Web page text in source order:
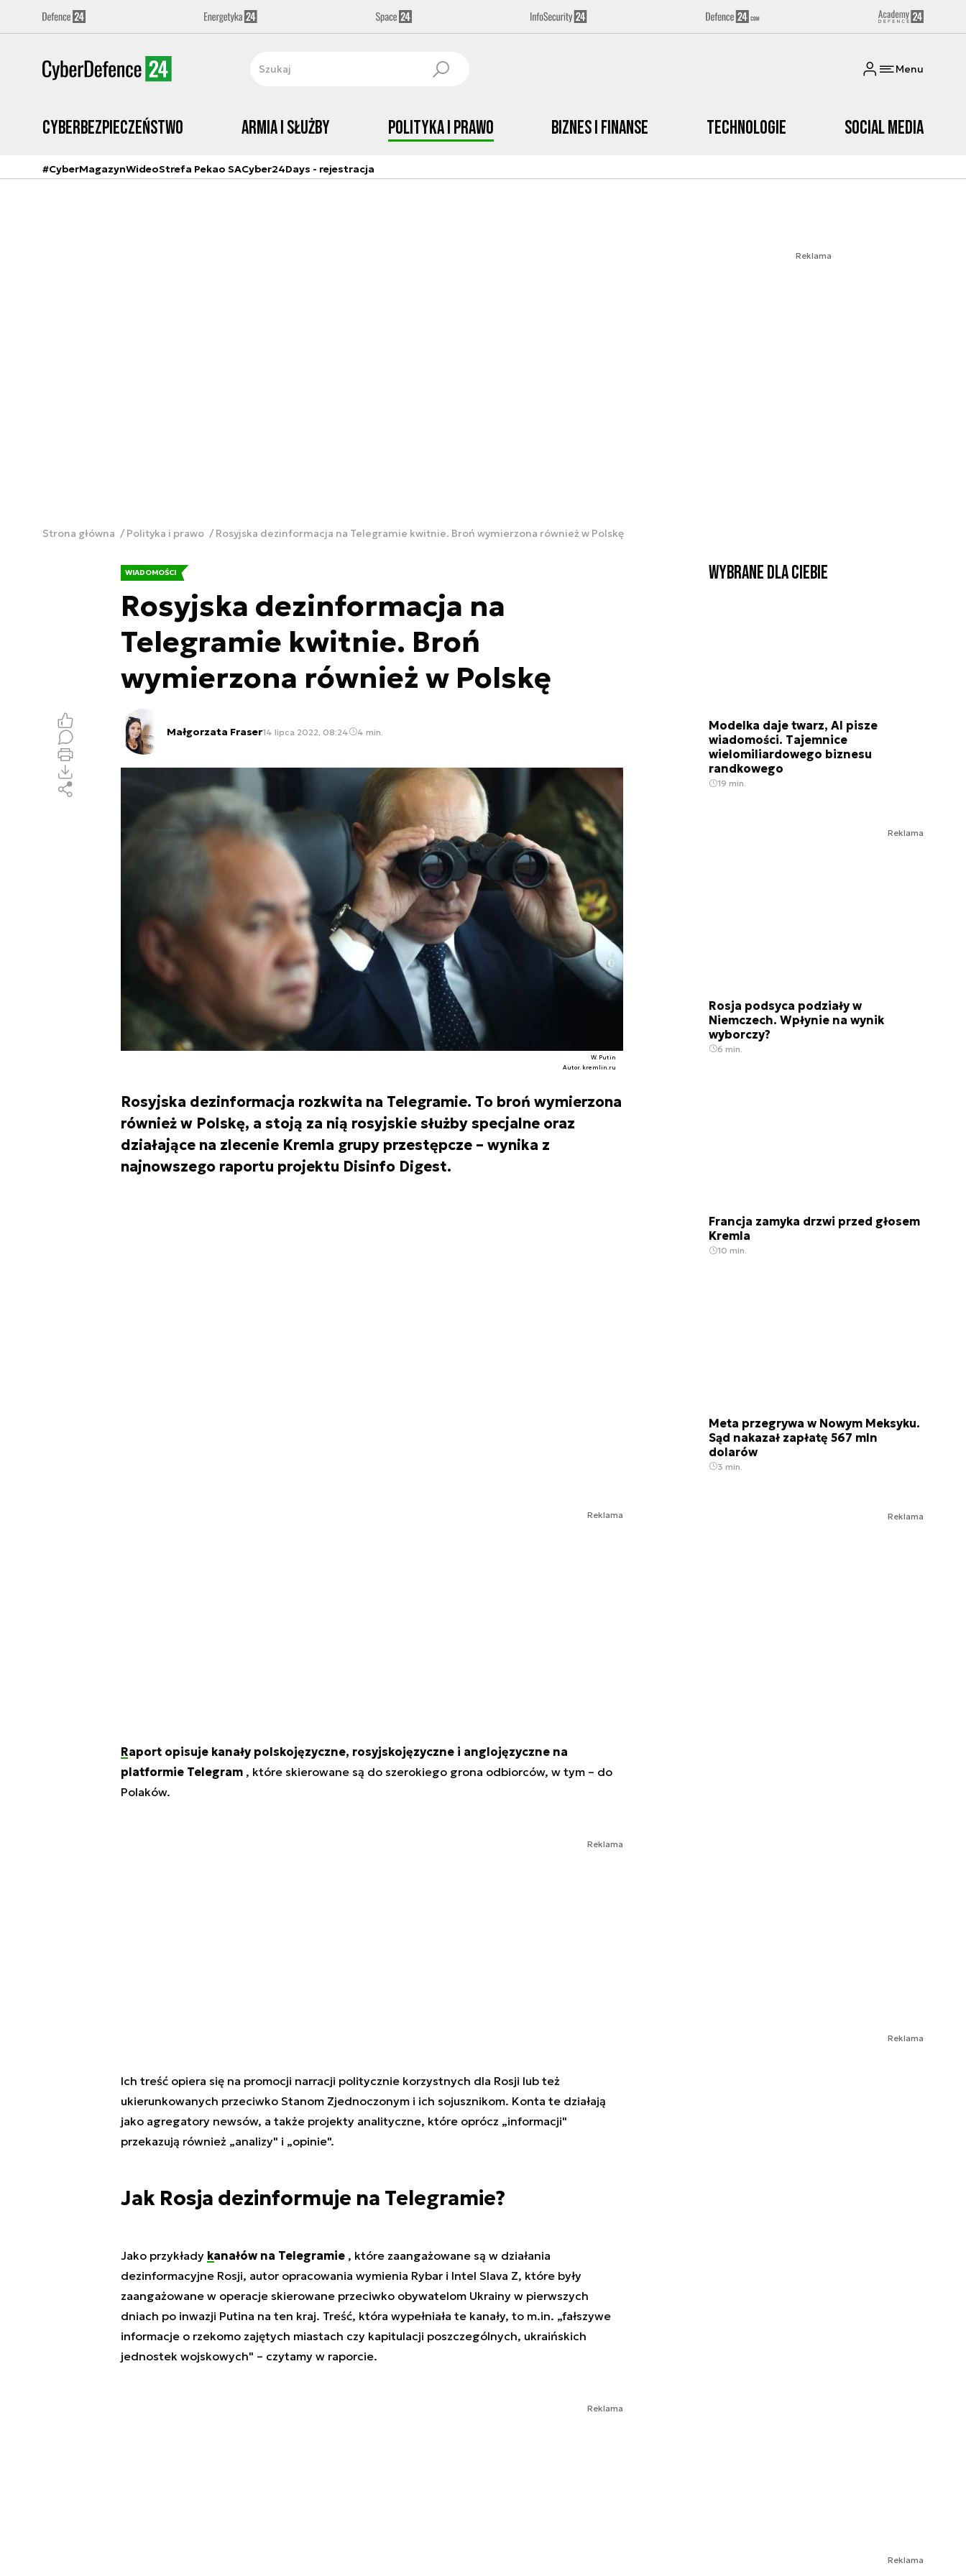
Menu
Cyberbezpieczeństwo Armia i Służby Polityka i prawo Biznes i Finanse Technologie Social media
#CyberMagazynWideoStrefa Pekao SACyber24Days - rejestracja
Reklama
Strona główna Polityka i prawo Rosyjska dezinformacja na Telegramie kwitnie. Broń wymierzona również w Polskę
WIADOMOŚCI
Rosyjska dezinformacja na
Telegramie kwitnie. Broń
wymierzona również w Polskę
Małgorzata Fraser14 lipca 2022, 08:24 4 min.
W. Putin
Autor. kremlin.ru
Rosyjska dezinformacja rozkwita na Telegramie. To broń wymierzona
również w Polskę, a stoją za nią rosyjskie służby specjalne oraz
działające na zlecenie Kremla grupy przestępcze – wynika z
najnowszego raportu projektu Disinfo Digest.
Reklama
Raport opisuje kanały polskojęzyczne, rosyjskojęzyczne i anglojęzyczne na
platformie Telegram , które skierowane są do szerokiego grona odbiorców, w tym – do
Polaków.
Reklama
Ich treść opiera się na promocji narracji politycznie korzystnych dla Rosji lub też
ukierunkowanych przeciwko Stanom Zjednoczonym i ich sojusznikom. Konta te działają
jako agregatory newsów, a także projekty analityczne, które oprócz „informacji"
przekazują również „analizy" i „opinie".
Jak Rosja dezinformuje na Telegramie?
Jako przykłady kanałów na Telegramie , które zaangażowane są w działania
dezinformacyjne Rosji, autor opracowania wymienia Rybar i Intel Slava Z, które były
zaangażowane w operacje skierowane przeciwko obywatelom Ukrainy w pierwszych
dniach po inwazji Putina na ten kraj. Treść, która wypełniała te kanały, to m.in. „fałszywe
informacje o rzekomo zajętych miastach czy kapitulacji poszczególnych, ukraińskich
jednostek wojskowych" – czytamy w raporcie.
Reklama
Wybrane dla Ciebie
Modelka daje twarz, AI pisze
wiadomości. Tajemnice
wielomiliardowego biznesu
randkowego
19 min.
Reklama
Rosja podsyca podziały w
Niemczech. Wpłynie na wynik
wyborczy?
6 min.
Francja zamyka drzwi przed głosem
Kremla
10 min.
Meta przegrywa w Nowym Meksyku.
Sąd nakazał zapłatę 567 mln
dolarów
3 min.
Reklama
Reklama
Reklama